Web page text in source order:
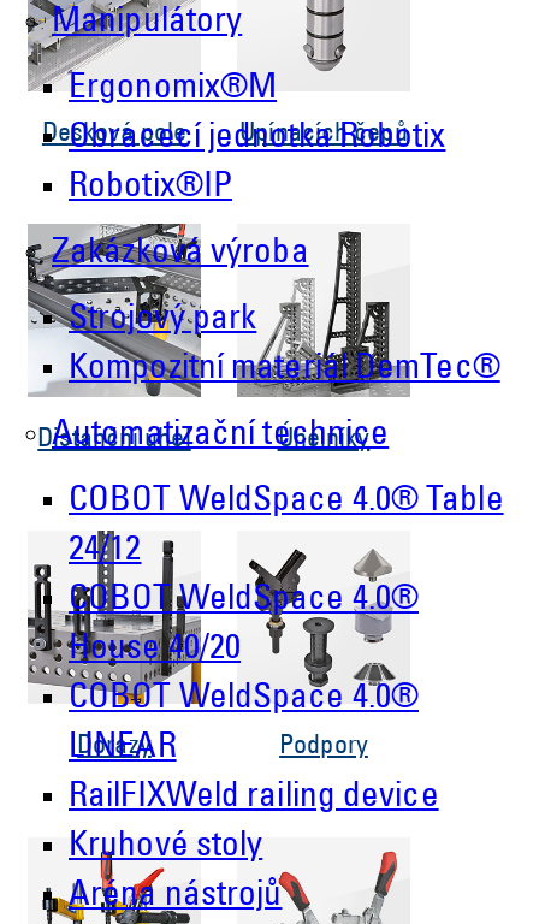
Manipulátory
Ergonomix®M
Obracecí jednotka Robotix
Robotix®IP
Zakázková výroba
Strojový park
Kompozitní materiál DemTec®
Automatizační technice
COBOT WeldSpace 4.0® Table
24/12
COBOT WeldSpace 4.0®
House 40/20
COBOT WeldSpace 4.0®
LINEAR
RailFIXWeld railing device
Kruhové stoly
Aréna nástrojů
Desková pole Upínacích čepů
Distanční úhel Úhelníky
Dorazy Podpory